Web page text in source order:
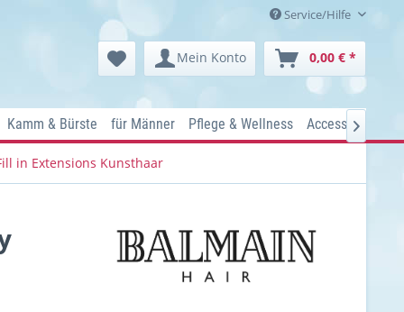
Service/Hilfe
Mein Konto 0,00 € *
Kamm & Bürste für Männer Pflege & Wellness Accessoires

in Extensions Kunsthaar